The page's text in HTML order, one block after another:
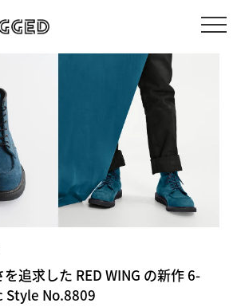
追求した RED WING の新作 6-
Style No.8809